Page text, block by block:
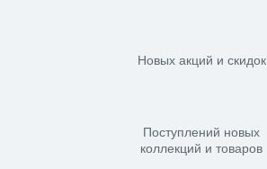
Новых акций и скидок
Поступлений новых
коллекций и товаров